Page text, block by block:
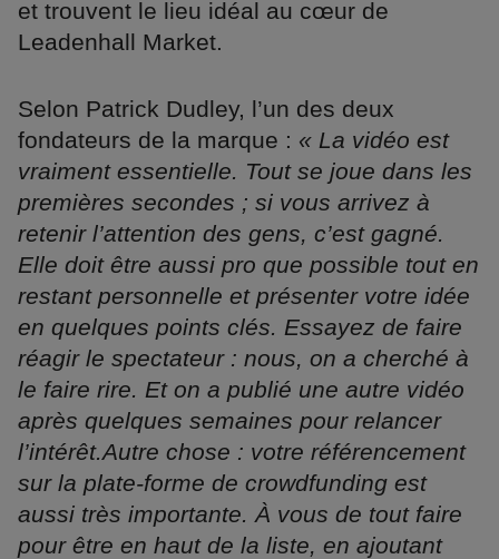
et trouvent le lieu idéal au cœur de
Leadenhall Market.
Selon Patrick Dudley, l’un des deux
fondateurs de la marque : « La vidéo est
vraiment essentielle. Tout se joue dans les
premières secondes ; si vous arrivez à
retenir l’attention des gens, c’est gagné.
Elle doit être aussi pro que possible tout en
restant personnelle et présenter votre idée
en quelques points clés. Essayez de faire
réagir le spectateur : nous, on a cherché à
le faire rire. Et on a publié une autre vidéo
après quelques semaines pour relancer
l’intérêt.Autre chose : votre référencement
sur la plate-forme de crowdfunding est
aussi très importante. À vous de tout faire
pour être en haut de la liste, en ajoutant